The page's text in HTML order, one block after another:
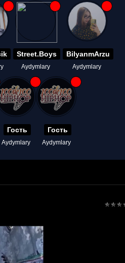
Street.Boys
Aydymlary
BilyanmArzu
Aydymlary
Гость
Aydymlary
Гость
Aydymlary